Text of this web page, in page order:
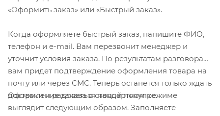
новым памперсом 3D. Он имеет предварительно
отформованную форму, которая соответствует
изгибу вашего седла, уменьшая морщины и
горячие точки. Завершите его сверхмягким
верхом, чтобы уменьшить трение, и вы получите
комфорт на весь день.
Эластичная ткань в четырех направлениях
обеспечивает достаточный комфорт и мягкость в
руке.
«Оформить заказ» или «Быстрый заказ».
Когда оформляете быстрый заказ, напишите ФИО,
телефон и e-mail. Вам перезвонит менеджер и
уточнит условия заказа. По результатам разговора
вам придет подтверждение оформления товара на
почту или через СМС. Теперь останется только ждать
доставки и радоваться новой покупке.
Оформление заказа в стандартном режиме
выглядит следующим образом. Заполняете